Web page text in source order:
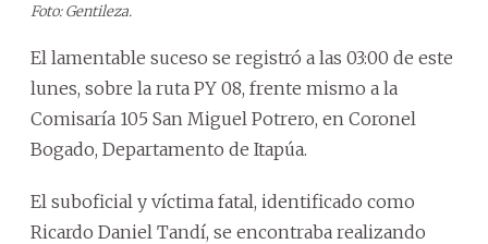
Foto: Gentileza.
El lamentable suceso se registró a las 03:00 de este
lunes, sobre la ruta PY 08, frente mismo a la
Comisaría 105 San Miguel Potrero, en Coronel
Bogado, Departamento de Itapúa.
El suboficial y víctima fatal, identificado como
Ricardo Daniel Tandí, se encontraba realizando